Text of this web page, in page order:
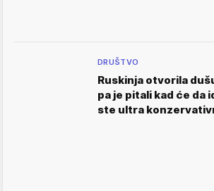
DRUŠTVO
Ruskinja otvorila
pa je pitali kad će da
ste ultra